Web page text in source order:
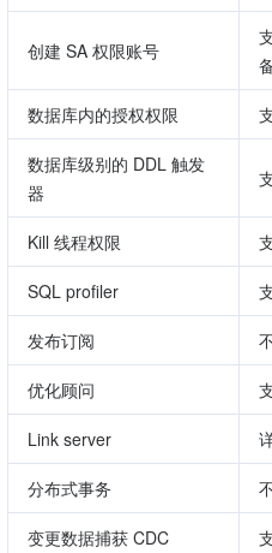
创建 SA 权限账号
数据库内的授权权限
数据库级别的 DDL 触发
器
Kill 线程权限
SQL profiler
发布订阅
优化顾问
Link server
分布式事务
变更数据捕获 CDC